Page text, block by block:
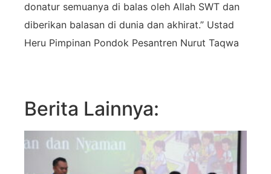
donatur semuanya di balas oleh Allah SWT dan
diberikan balasan di dunia dan akhirat.” Ustad
Heru Pimpinan Pondok Pesantren Nurut Taqwa
Berita Lainnya: